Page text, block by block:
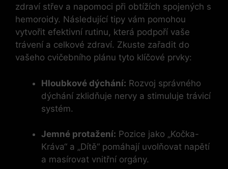
zdraví střev a napomoci při obtížích spojených s
hemoroidy. Následující tipy vám pomohou
vytvořit efektivní rutinu, která podpoří vaše
trávení a celkové zdraví. Zkuste zařadit do
vašeho cvičebního plánu tyto klíčové prvky:
Hloubkové dýchání: Rozvoj správného
dýchání zklidňuje nervy a stimuluje trávicí
systém.
Jemné protažení: Pozice jako „Kočka-
Kráva“ a „Dítě“ pomáhají uvolňovat napětí
a masírovat vnitřní orgány.